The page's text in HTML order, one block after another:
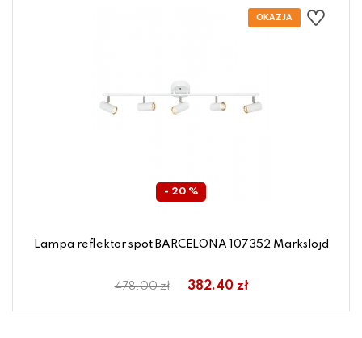
- 20 %
Lampa reflektor spot BARCELONA 107352 Markslojd
478.00 zł 382.40 zł